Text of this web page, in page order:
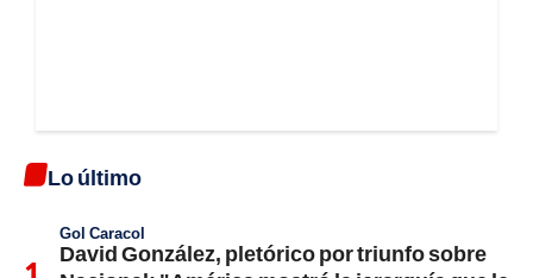
Lo último
Gol Caracol
David González, pletórico por triunfo sobre